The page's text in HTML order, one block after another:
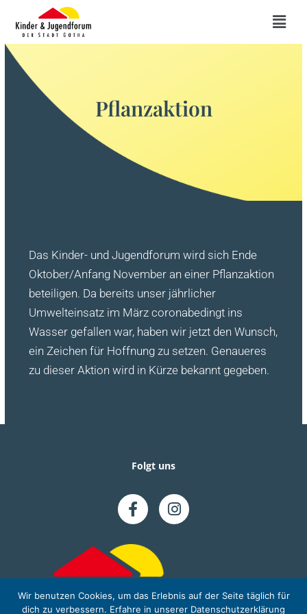
Inhalt
springen
Menü
Pflanzaktion
Das Kinder- und Jugendforum wird sich Ende
Oktober/Anfang November an einer Pflanzaktion
beteiligen. Da bereits unser jährlicher
Umwelteinsatz im März coronabedingt ins
Wasser gefallen war, haben wir jetzt den Wunsch,
ein Zeichen für Hoffnung zu setzen. Genaueres
zu dieser Aktion wird in Kürze bekannt gegeben.
Folgt uns
Wir benutzen Cookies, um das Erlebnis auf der Seite täglich für
dich zu verbessern. Erfahre in unserer Datenschutzerklärung